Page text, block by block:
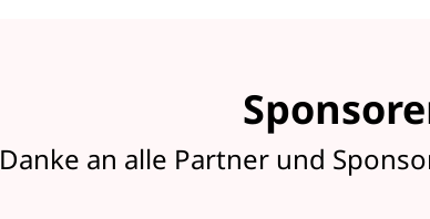
Danke an alle Partner und